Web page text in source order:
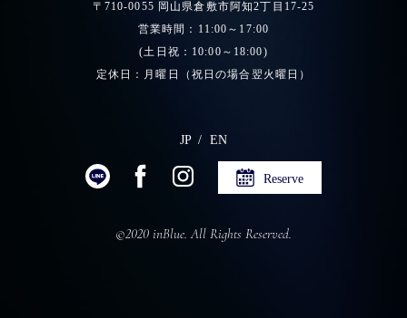
〒710-0055 岡山県倉敷市阿知2丁目17-25
営業時間：11:00～17:00
(土日祝：10:00～18:00)
定休日：月曜日（祝日の場合翌火曜日）
JP EN
Reserve
©2020 inBlue. All Rights Reserved.